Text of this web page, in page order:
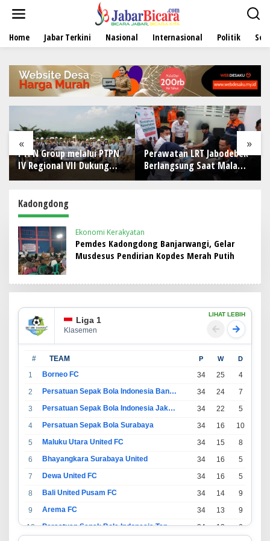
t
Home Jabar Terkini Nasional Internasional Politik
« »
PTPN
Dukung
Avenza
Perawatan LRT Jabodebek
Berlangsung Saat Malam,
Tim Kesehatan Jaga
PT Arafura Surya
Dukung
Masyarakat
Kadongdong
Ekonomi Kerakyatan
Pemdes Kadongdong Banjarwangi, Gelar
Musdesus Pendirian Kopdes Merah Putih
Liga 1
Klasemen
LIHAT LEBIH
# TEAM P W D
1 Borneo FC 34 25 4
2
Persatuan Sepak Bola Indonesia Bandung 34 24 7
3
Persatuan Sepak Bola Indonesia Jakarta 34 22 5
4
Persatuan Sepak Bola Surabaya 34 16 10
5
Maluku Utara United FC 34 15 8
6
Bhayangkara Surabaya United 34 16 5
7
Dewa United FC 34 16 5
8
Bali United Pusam FC 34 14 9
9
Arema FC 34 13 9
10
Persatuan Sepak Bola Indonesia Tangerang 34 13 6